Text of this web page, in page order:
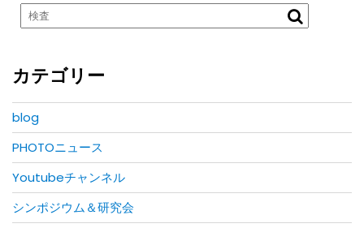
カテゴリー
blog
PHOTOニュース
Youtubeチャンネル
シンポジウム＆研究会